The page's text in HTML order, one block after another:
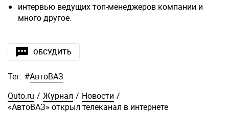
интервью ведущих топ-менеджеров компании и
много другое.
ОБСУДИТЬ
Тег: #АвтоВАЗ
Quto.ru / Журнал / Новости /
«АвтоВАЗ» открыл телеканал в интернете